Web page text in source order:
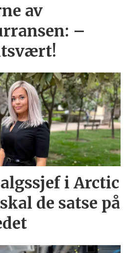
av
–
i Arctic
de satse på